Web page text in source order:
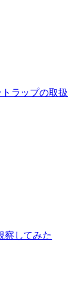
ラップの取扱
察してみた